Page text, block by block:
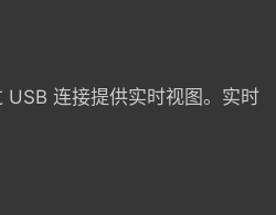
USB 连接提供实时视图。实时